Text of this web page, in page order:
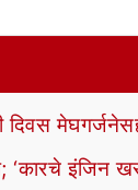
दिवस
‘कारचे इंजिन